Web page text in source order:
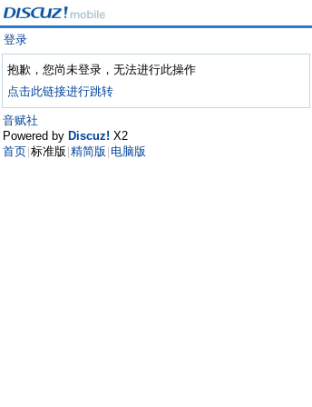
登录
抱歉，您尚未登录，无法进行此操作
点击此链接进行跳转
音赋社
Powered by Discuz! X2
首页 标准版 精简版 电脑版